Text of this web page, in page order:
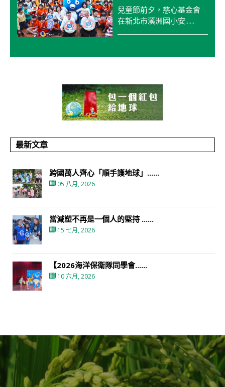
兒童節前夕，慈心基金會
在新北市溪洲國小安......
最新文章
跨國萬人齊心「順手護地球」......
05 八月, 2026
當減塑不再是一個人的堅持 ......
15 七月, 2026
【2026海洋保衛隊同學會......
10 六月, 2026